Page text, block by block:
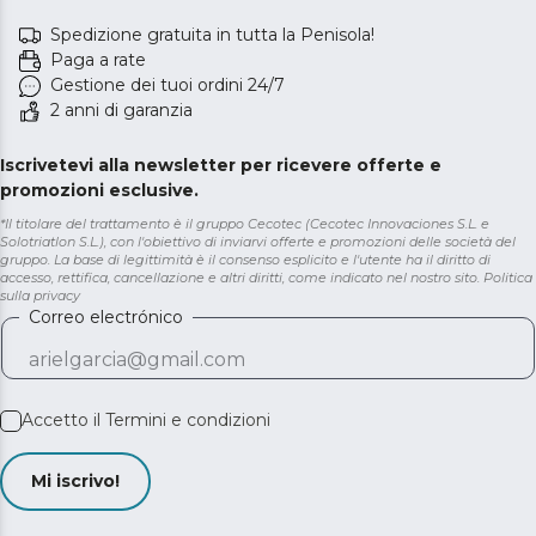
Spedizione gratuita in tutta la Penisola!
Paga a rate
Gestione dei tuoi ordini 24/7
2 anni di garanzia
Iscrivetevi alla newsletter per ricevere offerte e
promozioni esclusive.
*Il titolare del trattamento è il gruppo Cecotec (Cecotec Innovaciones S.L. e
Solotriatlon S.L.), con l'obiettivo di inviarvi offerte e promozioni delle società del
gruppo. La base di legittimità è il consenso esplicito e l'utente ha il diritto di
accesso, rettifica, cancellazione e altri diritti, come indicato nel nostro sito. Politica
sulla privacy
Correo electrónico
Accetto il Termini e condizioni
Mi iscrivo!